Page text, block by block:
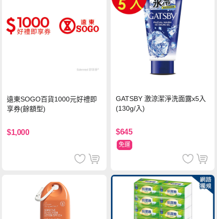
遠東SOGO百貨1000元好禮即
享券(餘額型)
$1,000
GATSBY 激涼潔淨洗面露x5入
(130g/入)
$645
免運